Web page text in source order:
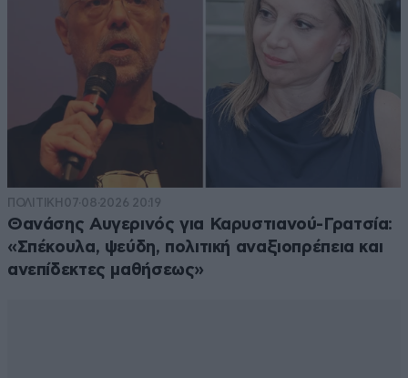
ΠΟΛΙΤΙΚΗ 07·08·2026 20:19
Θανάσης Αυγερινός για Καρυστιανού-Γρατσία:
«Σπέκουλα, ψεύδη, πολιτική αναξιοπρέπεια και
ανεπίδεκτες μαθήσεως»